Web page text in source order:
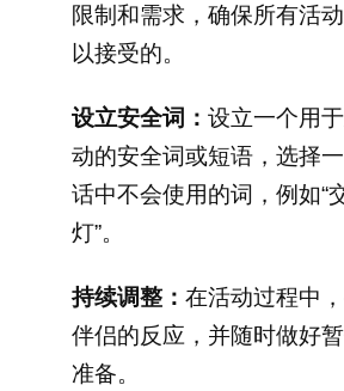
限制和需求，确保所有活
以接受的。
设立安全词： 设立一个用
动的安全词或短语，选择
话中不会使用的词，例如“
灯”。
持续调整： 在活动过程中
伴侣的反应，并随时做好
准备。